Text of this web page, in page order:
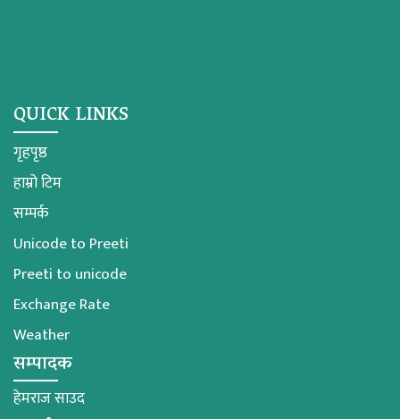
QUICK LINKS
गृहपृष्ठ
हाम्रो टिम
सम्पर्क
Unicode to Preeti
Preeti to unicode
Exchange Rate
Weather
सम्पादक
हेमराज साउद